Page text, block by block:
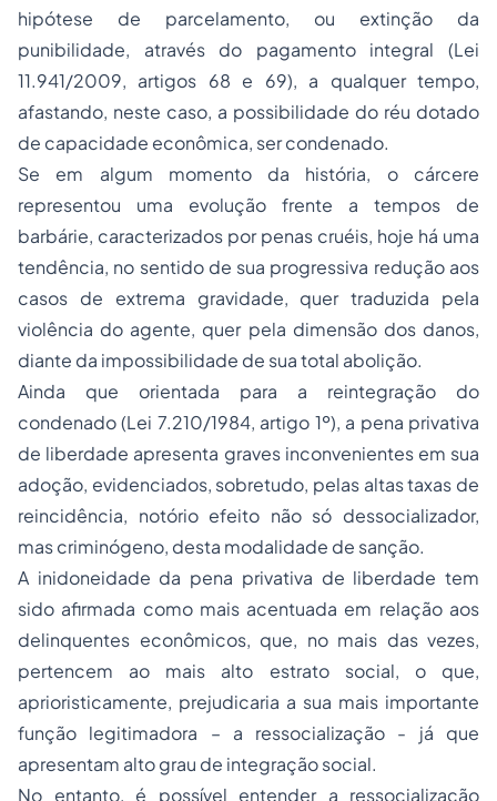
hipótese de parcelamento, ou extinção da
punibilidade, através do pagamento integral (Lei
11.941/2009, artigos 68 e 69), a qualquer tempo,
afastando, neste caso, a possibilidade do réu dotado
de capacidade econômica, ser condenado.
Se em algum momento da história, o cárcere
representou uma evolução frente a tempos de
barbárie, caracterizados por penas cruéis, hoje há uma
tendência, no sentido de sua progressiva redução aos
casos de extrema gravidade, quer traduzida pela
violência do agente, quer pela dimensão dos danos,
diante da impossibilidade de sua total abolição.
Ainda que orientada para a reintegração do
condenado (Lei 7.210/1984, artigo 1º), a pena privativa
de liberdade apresenta graves inconvenientes em sua
adoção, evidenciados, sobretudo, pelas altas taxas de
reincidência, notório efeito não só dessocializador,
mas criminógeno, desta modalidade de sanção.
A inidoneidade da pena privativa de liberdade tem
sido afirmada como mais acentuada em relação aos
delinquentes econômicos, que, no mais das vezes,
pertencem ao mais alto estrato social, o que,
aprioristicamente, prejudicaria a sua mais importante
função legitimadora – a ressocialização - já que
apresentam alto grau de integração social.
No entanto, é possível entender a ressocialização